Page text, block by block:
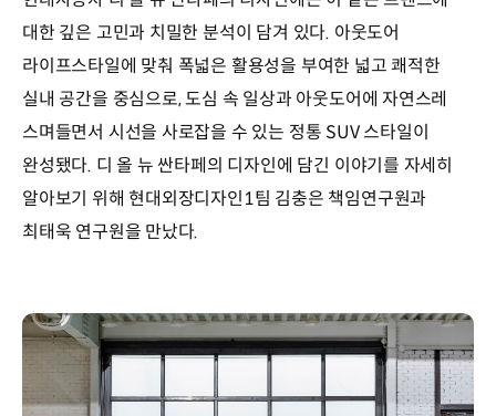
대한 깊은 고민과 치밀한 분석이 담겨 있다. 아웃도어
라이프스타일에 맞춰 폭넓은 활용성을 부여한 넓고 쾌적한
실내 공간을 중심으로, 도심 속 일상과 아웃도어에 자연스레
스며들면서 시선을 사로잡을 수 있는 정통 SUV 스타일이
완성됐다. 디 올 뉴 싼타페의 디자인에 담긴 이야기를 자세히
알아보기 위해 현대외장디자인1팀 김충은 책임연구원과
최태욱 연구원을 만났다.